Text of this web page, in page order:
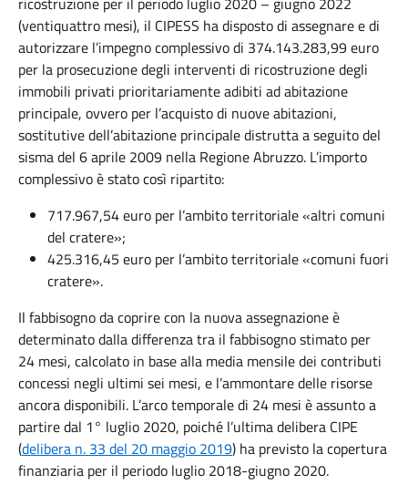
(ventiquattro mesi), il CIPESS ha disposto di assegnare e di
autorizzare l’impegno complessivo di 374.143.283,99 euro
per la prosecuzione degli interventi di ricostruzione degli
immobili privati prioritariamente adibiti ad abitazione
principale, ovvero per l’acquisto di nuove abitazioni,
sostitutive dell’abitazione principale distrutta a seguito del
sisma del 6 aprile 2009 nella Regione Abruzzo. L’importo
complessivo è stato così ripartito:
717.967,54 euro per l’ambito territoriale «altri comuni
del cratere»;
425.316,45 euro per l’ambito territoriale «comuni fuori
cratere».
Il fabbisogno da coprire con la nuova assegnazione è
determinato dalla differenza tra il fabbisogno stimato per
24 mesi, calcolato in base alla media mensile dei contributi
concessi negli ultimi sei mesi, e l’ammontare delle risorse
ancora disponibili. L’arco temporale di 24 mesi è assunto a
partire dal 1° luglio 2020, poiché l’ultima delibera CIPE
(delibera n. 33 del 20 maggio 2019) ha previsto la copertura
finanziaria per il periodo luglio 2018-giugno 2020.